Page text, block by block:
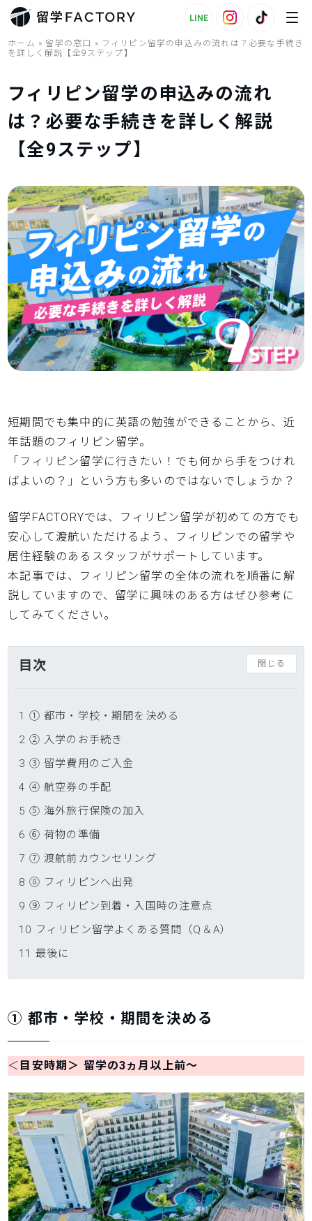
LINE
ホーム »留学の窓口 » フィリピン留学の申込みの流れは？必要な手続き
を詳しく解説【全9ステップ】
フィリピン留学の申込みの流れ
は？必要な手続きを詳しく解説
【全9ステップ】
短期間でも集中的に英語の勉強ができることから、近
年話題のフィリピン留学。
「フィリピン留学に行きたい！でも何から手をつけれ
ばよいの？」という方も多いのではないでしょうか？
留学FACTORYでは、フィリピン留学が初めての方でも
安心して渡航いただけるよう、フィリピンでの留学や
居住経験のあるスタッフがサポートしています。
本記事では、フィリピン留学の全体の流れを順番に解
説していますので、留学に興味のある方はぜひ参考に
してみてください。
目次 閉じる
1 ① 都市・学校・期間を決める
2 ② 入学のお手続き
3 ③ 留学費用のご入金
4 ④ 航空券の手配
5 ⑤ 海外旅行保険の加入
6 ⑥ 荷物の準備
7 ⑦ 渡航前カウンセリング
8 ⑧ フィリピンへ出発
9 ⑨ フィリピン到着・入国時の注意点
10 フィリピン留学よくある質問（Q＆A）
11 最後に
① 都市・学校・期間を決める
＜ 目安時期＞ 留学の3ヵ月以上前～